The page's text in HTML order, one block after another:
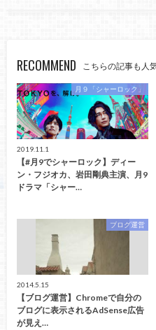
RECOMMEND こちらの記事も人
月９「シャーロック」
2019.11.1
【#月9でシャーロック】ディー
ン・フジオカ、岩田剛典主演、月9
ドラマ「シャー…
ブログ運営
2014.5.15
【ブログ運営】Chromeで自分の
ブログに表示されるAdSense広告
が見え…